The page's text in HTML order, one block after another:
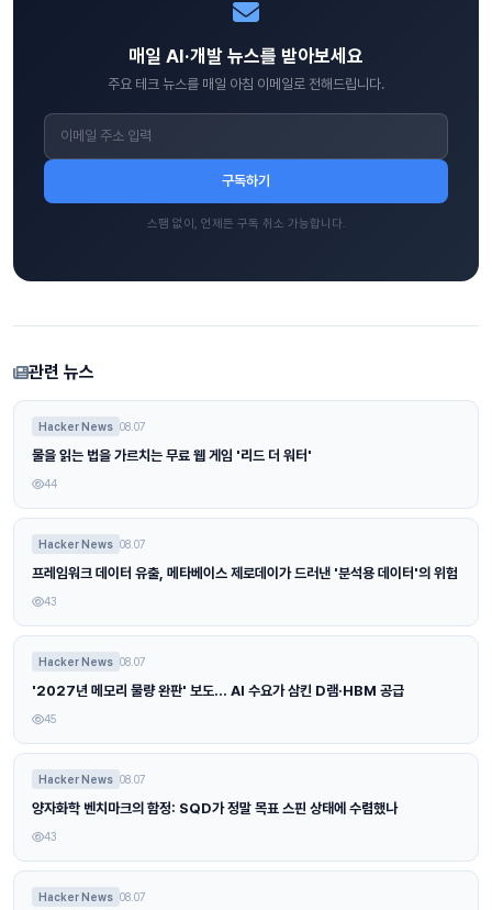
매일 AI·개발 뉴스를 받아보세요
주요 테크 뉴스를 매일 아침 이메일로 전해드립니다.
구독하기
스팸 없이, 언제든 구독 취소 가능합니다.
관련 뉴스
Hacker News 08.07
물을 읽는 법을 가르치는 무료 웹 게임 '리드 더 워터'
44
Hacker News 08.07
프레임워크 데이터 유출, 메타베이스 제로데이가 드러낸 '분석용 데이터'의 위험
43
Hacker News 08.07
'2027년 메모리 물량 완판' 보도… AI 수요가 삼킨 D램·HBM 공급
45
Hacker News 08.07
양자화학 벤치마크의 함정: SQD가 정말 목표 스핀 상태에 수렴했나
43
Hacker News 08.07